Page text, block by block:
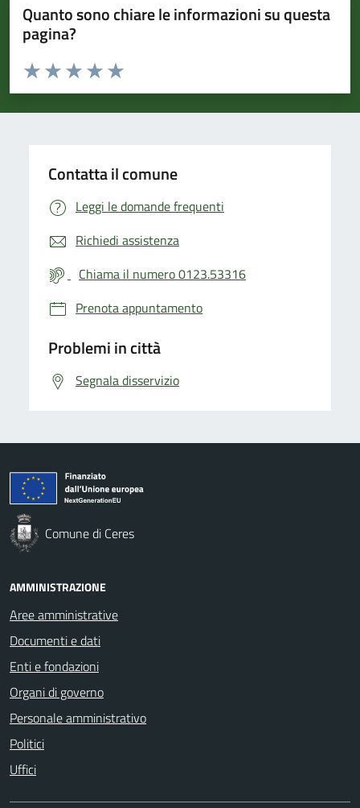
Quanto sono chiare le informazioni su questa
pagina?
Valuta da 1 a 5 stelle la pagina
Valuta 5 stelle su 5
Valuta 4 stelle su 5
Valuta 3 stelle su 5
Valuta 2 stelle su 5
Valuta 1 stelle su 5
Contatta il comune
Leggi le domande frequenti
Richiedi assistenza
Chiama il numero 0123.53316
Prenota appuntamento
Problemi in città
Segnala disservizio
Comune di Ceres
AMMINISTRAZIONE
Aree amministrative
Documenti e dati
Enti e fondazioni
Organi di governo
Personale amministrativo
Politici
Uffici